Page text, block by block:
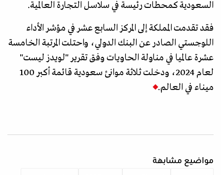
السعودية كمحطات رئيسة في سلاسل التجارة العالمية.
فقد تقدمت المملكة إلى المركز السابع عشر في مؤشر الأداء
اللوجستي الصادر عن البنك الدولي، واحتلت المرتبة الخامسة
عشرة عالميا في مناولة الحاويات وفق تقرير "لويدز ليست"
لعام 2024، ودخلت ثلاثة موانئ سعودية قائمة أكبر 100
ميناء في العالم.
مواضيع مشابهة